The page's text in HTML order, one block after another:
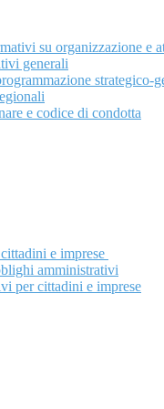
su organizzazione e
generali
strategico-
e codice di condotta
e imprese
amministrativi
per cittadini e imprese